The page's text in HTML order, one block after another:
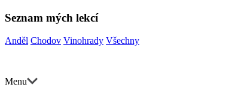
Seznam mých lekcí
Anděl Chodov Vinohrady Všechny
Menu